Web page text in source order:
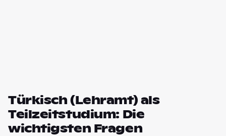
Türkisch (Lehramt) als
Teilzeitstudium: Die
wichtigsten Fragen